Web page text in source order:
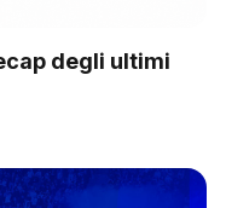
degli ultimi